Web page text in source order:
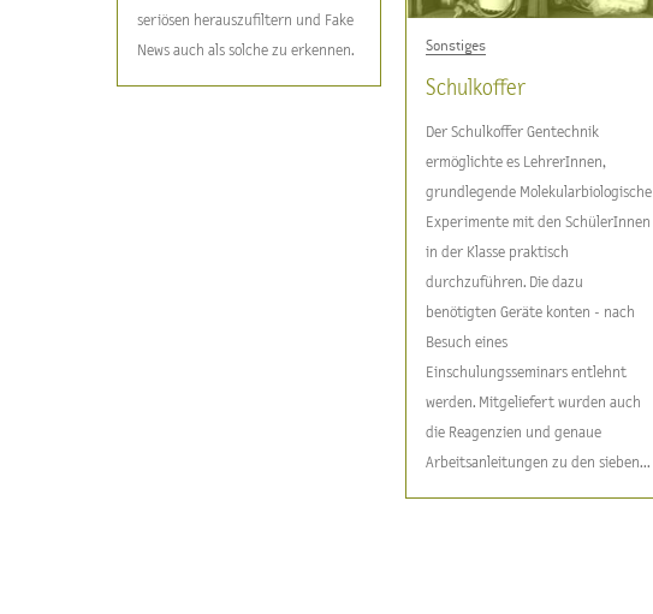
seriösen herauszufiltern und Fake
News auch als solche zu erkennen.
Sonstiges
Schulkoffer
Der Schulkoffer Gentechnik
ermöglichte es LehrerInnen,
grundlegende Molekularbiologische
Experimente mit den SchülerInnen
in der Klasse praktisch
durchzuführen. Die dazu
benötigten Geräte konten - nach
Besuch eines
Einschulungsseminars entlehnt
werden. Mitgeliefert wurden auch
die Reagenzien und genaue
Arbeitsanleitungen zu den sieben...